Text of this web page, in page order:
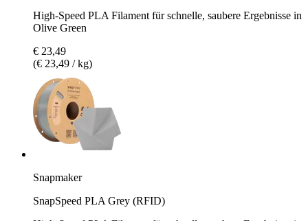
High-Speed PLA Filament für schnelle, saubere Ergebnisse in
Olive Green
€ 23,49
(€ 23,49 / kg)
Snapmaker
SnapSpeed PLA Grey (RFID)